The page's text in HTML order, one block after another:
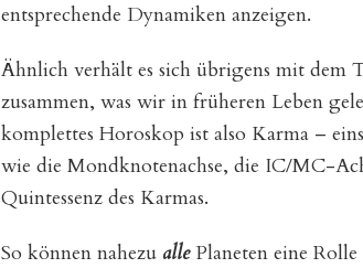
entsprechende Dynamiken anzeigen.
Ähnlich verhält es sich übrigens mit dem
zusammen, was wir in früheren Leben
komplettes Horoskop ist also Karma –
wie die Mondknotenachse, die IC/MC-
Quintessenz des Karmas.
So können nahezu alle Planeten eine